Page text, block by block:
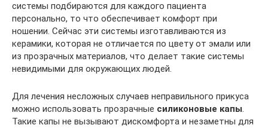
системы подбираются для каждого пациента
персонально, то что обеспечивает комфорт при
ношении. Сейчас эти системы изготавливаются из
керамики, которая не отличается по цвету от эмали или
из прозрачных материалов, что делает такие системы
невидимыми для окружающих людей.
Для лечения несложных случаев неправильного прикуса
можно использовать прозрачные силиконовые капы.
Такие капы не вызывают дискомфорта и незаметны для